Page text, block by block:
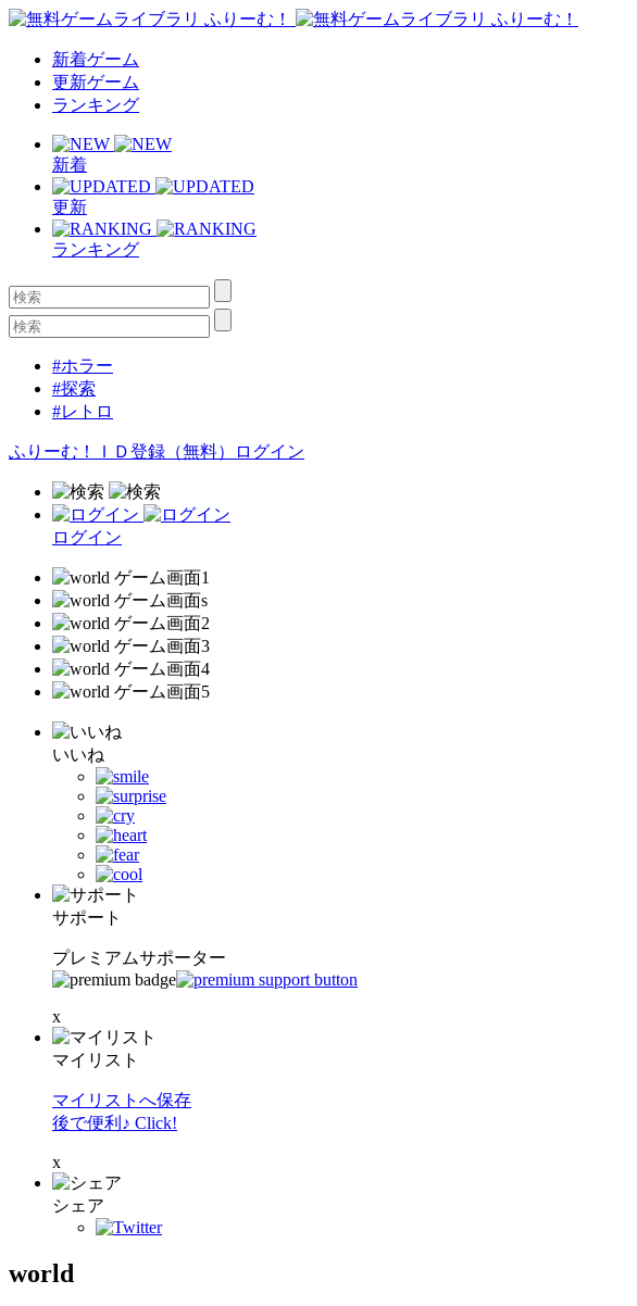
新着ゲーム
更新ゲーム
ランキング
新着
更新
ランキング
#ホラー
#探索
#レトロ
ふりーむ！ＩＤ登録（無料） ログイン
ログイン
いいね
サポート
プレミアムサポーター
x
マイリスト
マイリストへ保存
後で便利♪ Click!
x
シェア
world